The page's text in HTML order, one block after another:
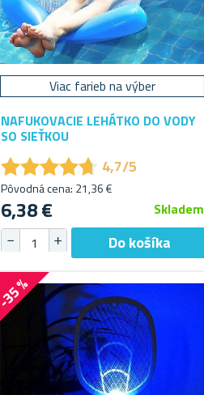
Viac farieb na výber
NAFUKOVACIE LEHÁTKO DO VODY
SO SIEŤKOU
★★★★★
★★★★★ 4,7/5
Pôvodná cena: 21,36 €
6,38 € Skladem
-35 %